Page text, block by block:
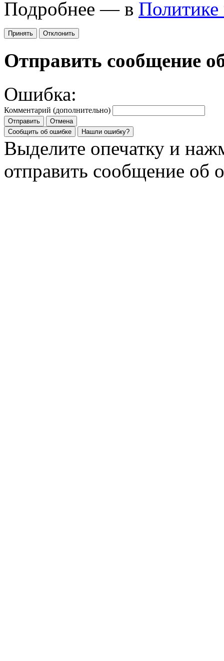
Подробнее — в Политике
Принять Отклонить
Отправить сообщение
Ошибка:
Комментарий (дополнительно)
Отправить
Отмена
Сообщить об ошибке
Нашли ошибку?
Выделите опечатку и
отправить сообщение об